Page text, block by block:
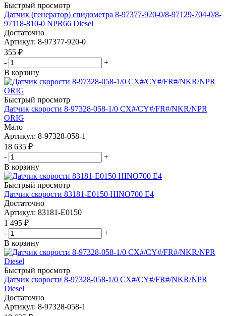
Быстрый просмотр
Датчик (генератор) спидометра 8-97377-920-0/8-97129-704-0/8-
97118-810-0 NPR66 Diesel
Достаточно
Артикул: 8-97377-920-0
355 ₽
-
+
В корзину
Быстрый просмотр
Датчик скорости 8-97328-058-1/0 CX#/CY#/FR#/NKR/NPR
ORIG
Мало
Артикул: 8-97328-058-1
18 635 ₽
-
+
В корзину
Быстрый просмотр
Датчик скорости 83181-E0150 HINO700 E4
Достаточно
Артикул: 83181-E0150
1 495 ₽
-
+
В корзину
Быстрый просмотр
Датчик скорости 8-97328-058-1/0 CX#/CY#/FR#/NKR/NPR
Diesel
Достаточно
Артикул: 8-97328-058-1